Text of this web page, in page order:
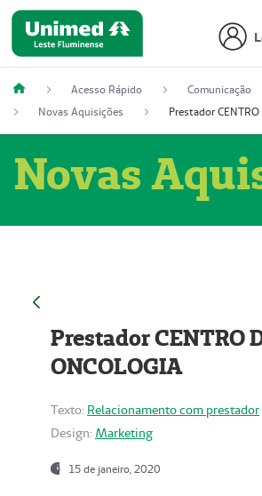
Acesso Rápido
Comunicação
Novas Aquisições
Novas
Prestador CENTRO
ONCOLOGIA
Texto: Relacionamento com prestador
Design: Marketing
15 de janeiro, 2020